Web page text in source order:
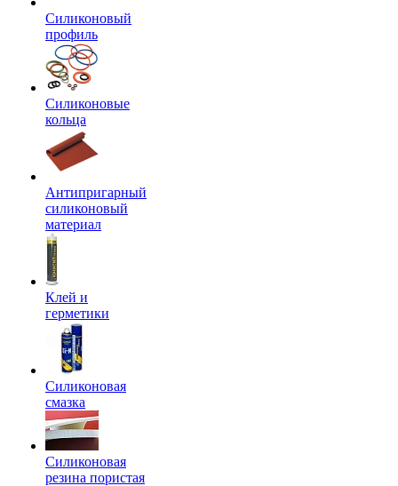
Силиконовый
профиль
Силиконовые
кольца
Антипригарный
силиконовый
материал
Клей и
герметики
Силиконовая
смазка
Силиконовая
резина пористая